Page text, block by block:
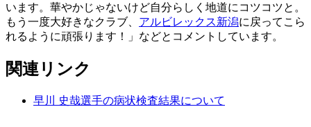
います。華やかじゃないけど自分らしく地道にコツコツと。
もう一度大好きなクラブ、 アルビレックス新潟に戻ってこら
れるように頑張ります！」などとコメントしています。
関連リンク
早川 史哉選手の病状検査結果について